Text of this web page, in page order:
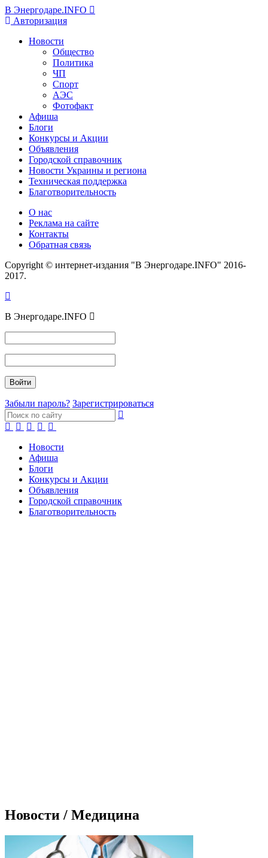
В Энергодаре.INFO
Авторизация
Новости
Общество
Политика
ЧП
Спорт
АЭС
Фотофакт
Афиша
Блоги
Конкурсы и Акции
Объявления
Городской справочник
Новости Украины и региона
Техническая поддержка
Благотворительность
О нас
Реклама на сайте
Контакты
Обратная связь
Copyright © интернет-издания "В Энергодаре.INFO" 2016-
2017.
В Энергодаре.INFO
Забыли пароль? Зарегистрироваться
Новости
Афиша
Блоги
Конкурсы и Акции
Объявления
Городской справочник
Благотворительность
Новости / Медицина